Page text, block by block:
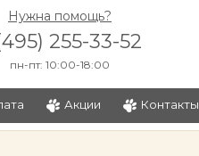
Нужна помощь?
255-33-52
пн-пт: 10:00-18:00
Акции Контакты